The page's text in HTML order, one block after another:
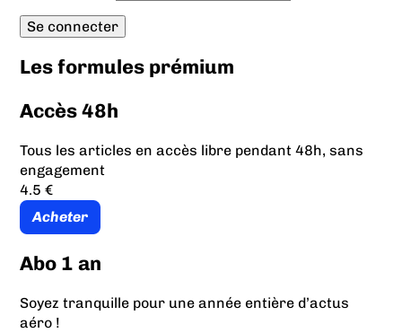
Les formules prémium
Accès 48h
Tous les articles en accès libre pendant 48h, sans
engagement
4.5 €
Acheter
Abo 1 an
Soyez tranquille pour une année entière d’actus
aéro !